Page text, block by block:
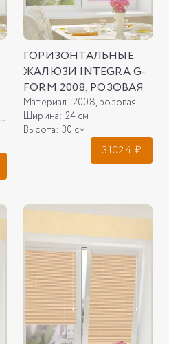
ГОРИЗОНТАЛЬНЫЕ
ЖАЛЮЗИ INTEGRA G-
FORM 2008, РОЗОВАЯ
Материал: 2008, розовая
Ширина: 24 см
Высота: 30 см
3102.4 ₽